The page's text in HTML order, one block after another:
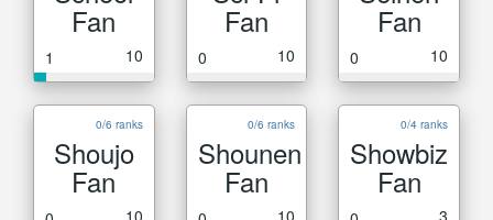
Fan
1 10
Fan
0 10
Fan
0 10
0/6 ranks
Shoujo
Fan
10
0/6 ranks
Shounen
Fan
10
0/4 ranks
Showbiz
Fan
3